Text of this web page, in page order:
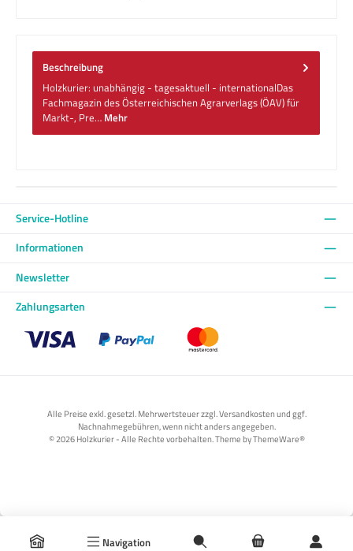
Navigation
Beschreibung
Holzkurier: unabhängig - tagesaktuell - internationalDas
Fachmagazin des Österreichischen Agrarverlags (ÖAV) für
Markt-, Pre… Mehr
Service-Hotline
Informationen
Newsletter
Zahlungsarten
Alle Preise exkl. gesetzl. Mehrwertsteuer zzgl. Versandkosten und ggf.
Nachnahmegebühren, wenn nicht anders angegeben.
© 2026 Holzkurier - Alle Rechte vorbehalten. Theme byThemeWare®